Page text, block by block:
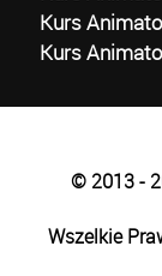
Kurs
Kurs
© 2013 -
Wszelkie